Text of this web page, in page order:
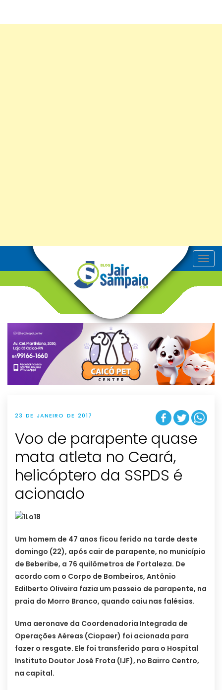
T
o
v
g
t
i
o
n
23 DE JANEIRO DE 2017
Voo de parapente quase
mata atleta no Ceará,
helicóptero da SSPDS é
acionado
Um homem de 47 anos ficou ferido na tarde deste
domingo (22), após cair de parapente, no município
de Beberibe, a 76 quilômetros de Fortaleza. De
acordo com o Corpo de Bombeiros, Antônio
Edilberto Oliveira fazia um passeio de parapente, na
praia do Morro Branco, quando caiu nas falésias.
Uma aeronave da Coordenadoria Integrada de
Operações Aéreas (Ciopaer) foi acionada para
fazer o resgate. Ele foi transferido para o Hospital
Instituto Doutor José Frota (IJF), no Bairro Centro,
na capital.